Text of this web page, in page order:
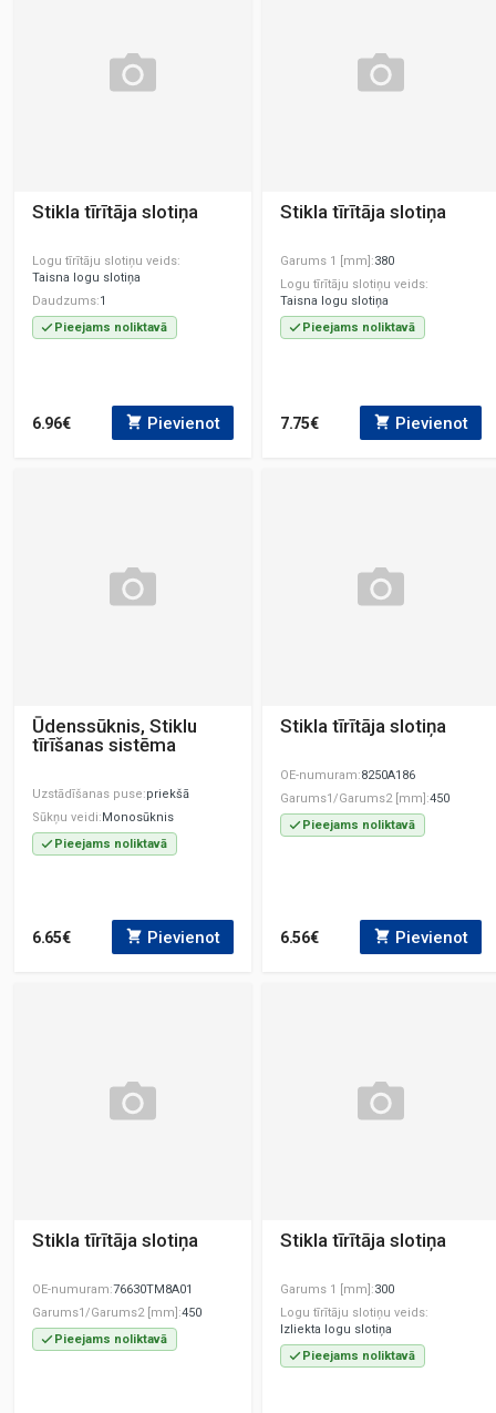
Stikla tīrītāja slotiņa
Logu tīrītāju slotiņu veids
Taisna logu slotiņa
Daudzums 1
Pieejams noliktavā
6.96€ Pievienot
Stikla tīrītāja slotiņa
Garums 1 [mm] 380
Logu tīrītāju slotiņu veids
Taisna logu slotiņa
Pieejams noliktavā
7.75€ Pievienot
Ūdenssūknis, Stiklu
tīrīšanas sistēma
Uzstādīšanas puse priekšā
Sūkņu veidi Monosūknis
Pieejams noliktavā
6.65€ Pievienot
Stikla tīrītāja slotiņa
OE-numuram 8250A186
Garums1/Garums2 [mm] 450
Pieejams noliktavā
6.56€ Pievienot
Stikla tīrītāja slotiņa
OE-numuram 76630TM8A01
Garums1/Garums2 [mm] 450
Pieejams noliktavā
Stikla tīrītāja slotiņa
Garums 1 [mm] 300
Logu tīrītāju slotiņu veids
Izliekta logu slotiņa
Pieejams noliktavā